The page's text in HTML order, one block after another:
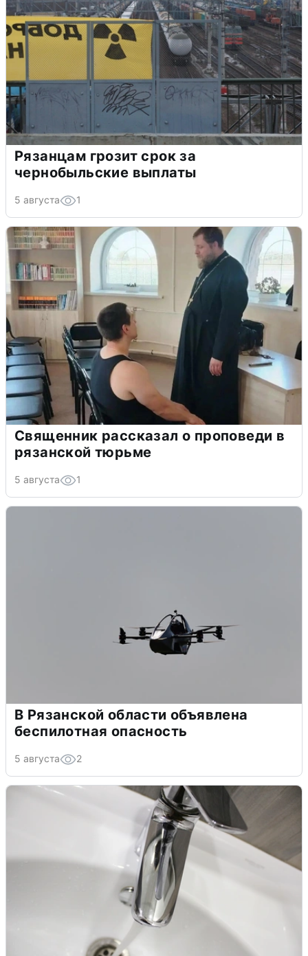
Рязанцам грозит срок за
чернобыльские выплаты
5 августа 1
Священник рассказал о проповеди в
рязанской тюрьме
5 августа 1
В Рязанской области объявлена
беспилотная опасность
5 августа 2